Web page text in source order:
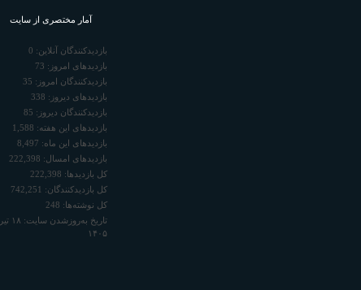
آمار مختصری از سایت
بازدیدکنندگان آنلاین: 0
بازدیدهای امروز: 73
بازدیدکنندگان امروز: 35
بازدیدهای دیروز: 338
بازدیدکنندگان دیروز: 85
بازدیدهای این هفته: 1,588
بازدیدهای این ماه: 8,497
بازدیدهای امسال: 222,398
کل بازدیدها: 222,398
کل بازدیدکنند‌گان:
742,251
کل نوشته‌ها: 248
تاریخ به‌روزشدن سایت:
۱۸ تیر,
۱۴۰۵